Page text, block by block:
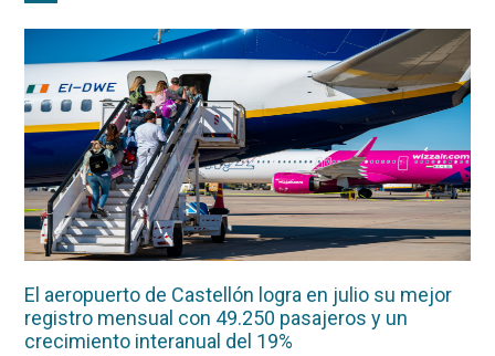
El aeropuerto de Castellón logra en julio su mejor
registro mensual con 49.250 pasajeros y un
crecimiento interanual del 19%